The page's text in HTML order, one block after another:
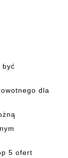
być
dla
5 ofert